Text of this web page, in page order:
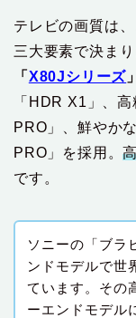
テレビの画質は
三大要素で決まり
「 X80Jシリーズ 」
「HDR X1」、
PRO」、鮮やか
PRO」を採用。
です。
ソニーの「ブラ
ンドモデルで世
ています。その
ーエンドモデル